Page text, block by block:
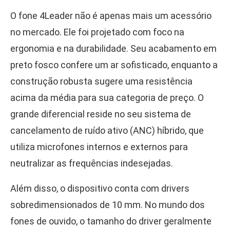
O fone 4Leader não é apenas mais um acessório
no mercado. Ele foi projetado com foco na
ergonomia e na durabilidade. Seu acabamento em
preto fosco confere um ar sofisticado, enquanto a
construção robusta sugere uma resistência
acima da média para sua categoria de preço. O
grande diferencial reside no seu sistema de
cancelamento de ruído ativo (ANC) híbrido, que
utiliza microfones internos e externos para
neutralizar as frequências indesejadas.
Além disso, o dispositivo conta com drivers
sobredimensionados de 10 mm. No mundo dos
fones de ouvido, o tamanho do driver geralmente